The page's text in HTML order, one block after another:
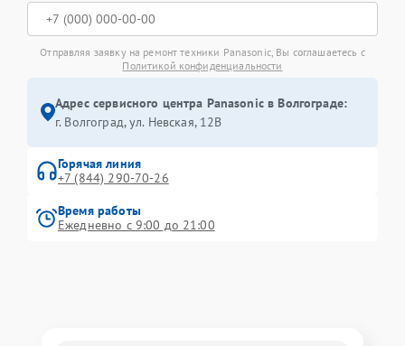
Отправляя заявку на ремонт техники Panasonic, Вы соглашаетесь с
Политикой конфиденциальности
Адрес сервисного центра Panasonic в Волгограде:
г. Волгоград, ул. Невская, 12В
Горячая линия
+7 (844) 290-70-26
Время работы
Ежедневно с 9:00 до 21:00